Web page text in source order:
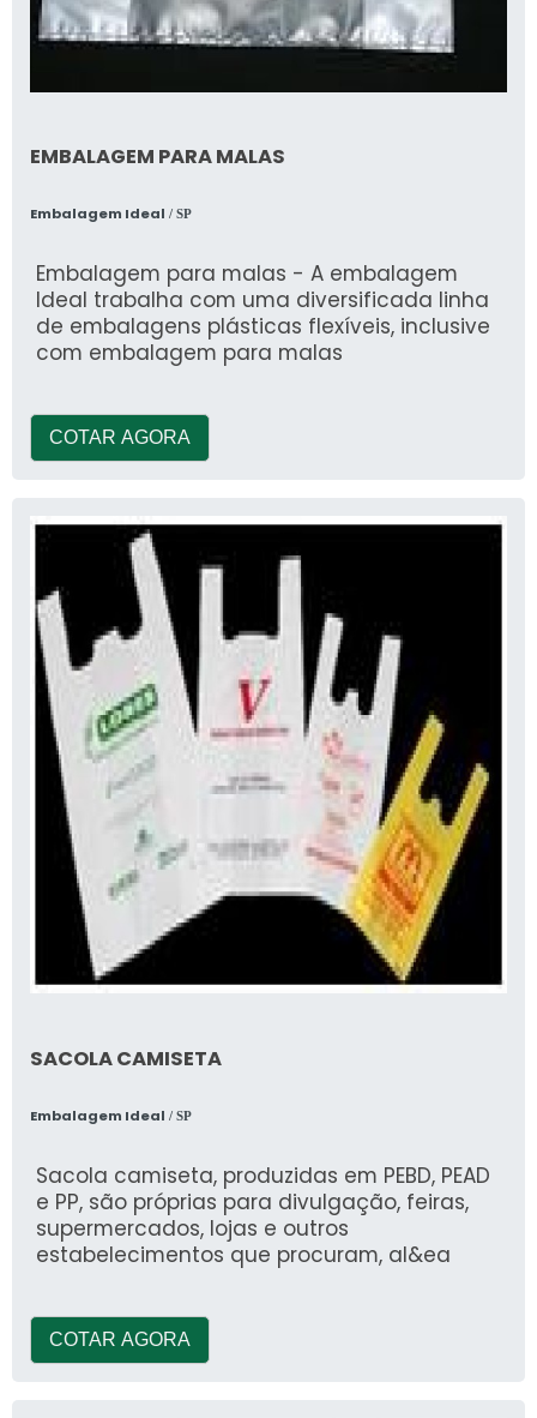
EMBALAGEM PARA MALAS
Embalagem Ideal / SP
Embalagem para malas - A embalagem
Ideal trabalha com uma diversificada linha
de embalagens plásticas flexíveis, inclusive
com embalagem para malas
COTAR AGORA
SACOLA CAMISETA
Embalagem Ideal / SP
Sacola camiseta, produzidas em PEBD, PEAD
e PP, são próprias para divulgação, feiras,
supermercados, lojas e outros
estabelecimentos que procuram, al&ea
COTAR AGORA